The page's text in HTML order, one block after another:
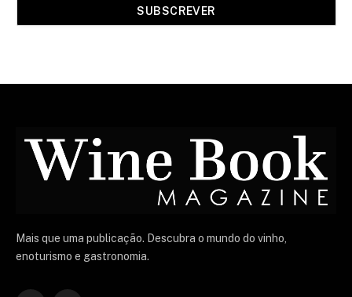
Mais que uma publicação. Descubra o mundo do vinho,
enoturismo e gastronomia.